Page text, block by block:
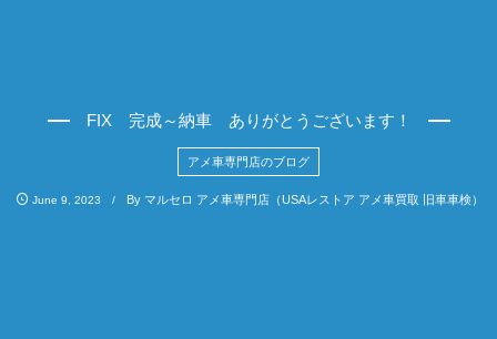
FIX 完成～納車 ありがとうございます！
アメ車専門店のブログ
June 9 2023 By マルセロ アメ車専門店（USAレストア アメ車買取 旧車車検）